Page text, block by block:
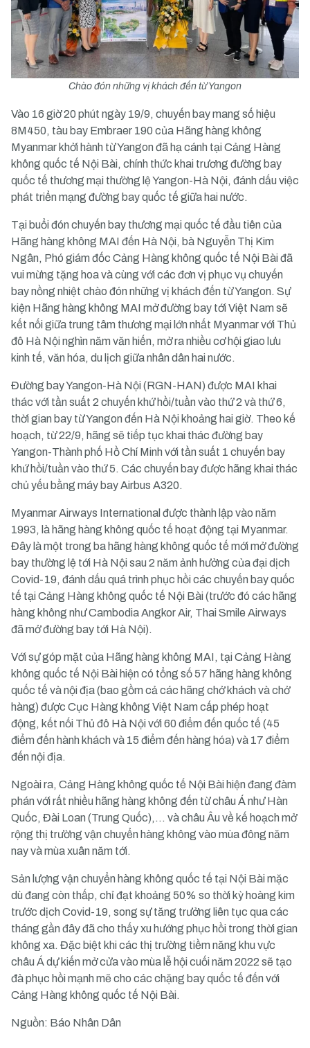
Chào đón những vị khách đến từ Yangon
Vào 16 giờ 20 phút ngày 19/9, chuyến bay mang số hiệu
8M450, tàu bay Embraer 190 của Hãng hàng không
Myanmar khởi hành từ Yangon đã hạ cánh tại Cảng Hàng
không quốc tế Nội Bài, chính thức khai trương đường bay
quốc tế thương mại thường lệ Yangon-Hà Nội, đánh dấu việc
phát triển mạng đường bay quốc tế giữa hai nước.
Tại buổi đón chuyến bay thương mại quốc tế đầu tiên của
Hãng hàng không MAI đến Hà Nội, bà Nguyễn Thị Kim
Ngân, Phó giám đốc Cảng Hàng không quốc tế Nội Bài đã
vui mừng tặng hoa và cùng với các đơn vị phục vụ chuyến
bay nồng nhiệt chào đón những vị khách đến từ Yangon. Sự
kiện Hãng hàng không MAI mở đường bay tới Việt Nam sẽ
kết nối giữa trung tâm thương mại lớn nhất Myanmar với Thủ
đô Hà Nội nghìn năm văn hiến, mở ra nhiều cơ hội giao lưu
kinh tế, văn hóa, du lịch giữa nhân dân hai nước.
Đường bay Yangon-Hà Nội (RGN-HAN) được MAI khai
thác với tần suất 2 chuyến khứ hồi/tuần vào thứ 2 và thứ 6,
thời gian bay từ Yangon đến Hà Nội khoảng hai giờ. Theo kế
hoạch, từ 22/9, hãng sẽ tiếp tục khai thác đường bay
Yangon-Thành phố Hồ Chí Minh với tần suất 1 chuyến bay
khứ hồi/tuần vào thứ 5. Các chuyến bay được hãng khai thác
chủ yếu bằng máy bay Airbus A320.
Myanmar Airways International được thành lập vào năm
1993, là hãng hàng không quốc tế hoạt động tại Myanmar.
Đây là một trong ba hãng hàng không quốc tế mới mở đường
bay thường lệ tới Hà Nội sau 2 năm ảnh hưởng của đại dịch
Covid-19, đánh dấu quá trình phục hồi các chuyến bay quốc
tế tại Cảng Hàng không quốc tế Nội Bài (trước đó các hãng
hàng không như Cambodia Angkor Air, Thai Smile Airways
đã mở đường bay tới Hà Nội).
Với sự góp mặt của Hãng hàng không MAI, tại Cảng Hàng
không quốc tế Nội Bài hiện có tổng số 57 hãng hàng không
quốc tế và nội địa (bao gồm cả các hãng chở khách và chở
hàng) được Cục Hàng không Việt Nam cấp phép hoạt
động, kết nối Thủ đô Hà Nội với 60 điểm đến quốc tế (45
điểm đến hành khách và 15 điểm đến hàng hóa) và 17 điểm
đến nội địa.
Ngoài ra, Cảng Hàng không quốc tế Nội Bài hiện đang đàm
phán với rất nhiều hãng hàng không đến từ châu Á như Hàn
Quốc, Đài Loan (Trung Quốc),… và châu Âu về kế hoạch mở
rộng thị trường vận chuyển hàng không vào mùa đông năm
nay và mùa xuân năm tới.
Sản lượng vận chuyển hàng không quốc tế tại Nội Bài mặc
dù đang còn thấp, chỉ đạt khoảng 50% so thời kỳ hoàng kim
trước dịch Covid-19, song sự tăng trưởng liên tục qua các
tháng gần đây đã cho thấy xu hướng phục hồi trong thời gian
không xa. Đặc biệt khi các thị trường tiềm năng khu vực
châu Á dự kiến mở cửa vào mùa lễ hội cuối năm 2022 sẽ tạo
đà phục hồi mạnh mẽ cho các chặng bay quốc tế đến với
Cảng Hàng không quốc tế Nội Bài.
Nguồn: Báo Nhân Dân